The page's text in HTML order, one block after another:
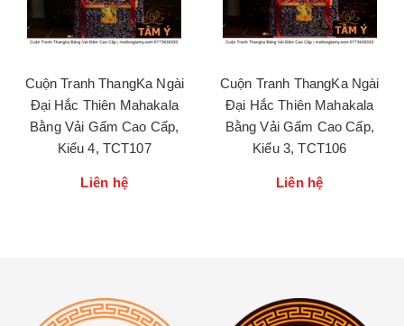
Cuộn Tranh ThangKa Ngài
Đại Hắc Thiên Mahakala
Bằng Vải Gấm Cao Cấp,
Kiểu 4, TCT107
Liên hệ
Cuộn Tranh ThangKa Ngài
Đại Hắc Thiên Mahakala
Bằng Vải Gấm Cao Cấp,
Kiểu 3, TCT106
Liên hệ